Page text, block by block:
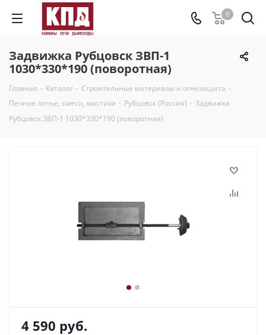
0
Задвижка Рубцовск ЗВП-1
1030*330*190 (поворотная)
Главная - Каталог - Строительные материалы и огнезащита -
Печное литье, смеси, мастика - Рубцовск (Россия) - Задвижка
Рубцовск ЗВП-1 1030*330*190 (поворотная)
4 590 руб.